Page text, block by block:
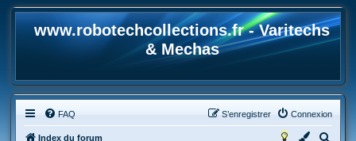
www.robotechcollections.fr - Varitechs
& Mechas
FAQ Connexion
S’enregistrer
Index du forum